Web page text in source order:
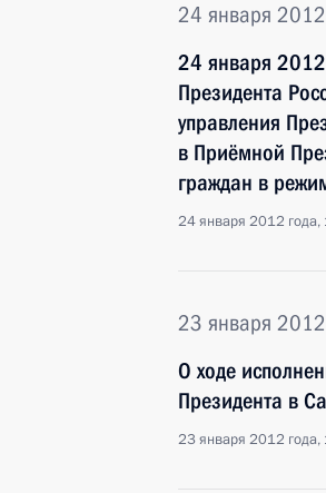
24 января
24 января
Президента
управления
в Приёмной
граждан в
24 января 2012
23 января 2012
О ходе
Президента в
23 января 2012